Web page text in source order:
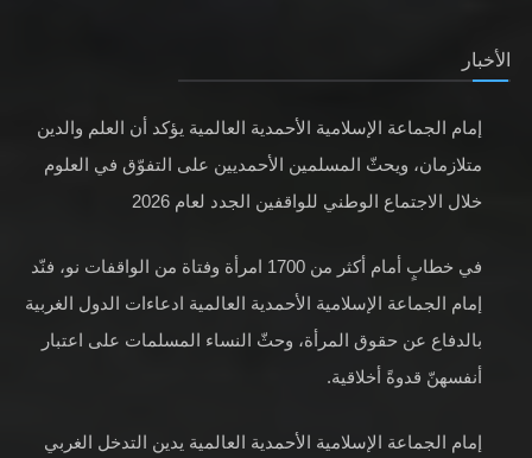
الأخبار
إمام الجماعة الإسلامية الأحمدية العالمية يؤكد أن العلم والدين
متلازمان، ويحثّ المسلمين الأحمديين على التفوّق في العلوم
خلال الاجتماع الوطني للواقفين الجدد لعام 2026
في خطابٍ أمام أكثر من 1700 امرأة وفتاة من الواقفات نو، فنّد
إمام الجماعة الإسلامية الأحمدية العالمية ادعاءات الدول الغربية
بالدفاع عن حقوق المرأة، وحثّ النساء المسلمات على اعتبار
أنفسهنّ قدوةً أخلاقية.
إمام الجماعة الإسلامية الأحمدية العالمية يدين التدخل الغربي